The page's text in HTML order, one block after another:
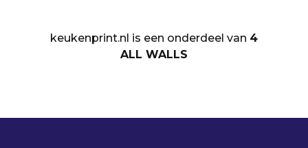
keukenprint.nl is een onderdeel van 4
ALL WALLS